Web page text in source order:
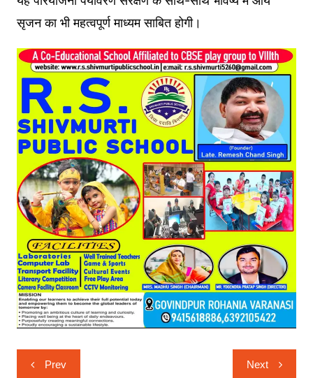
सृजन का भी महत्वपूर्ण माध्यम साबित होगी।
PostPrev Next